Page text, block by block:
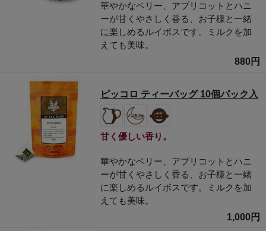
華やかなベリー、アプリコットとハニ
ーが甘くやさしく香る、お子様と一緒
に楽しめるルイボスです。ミルクを加
えても美味。
880円
ピッコロ ティーバッグ 10個パック入
甘く優しい香り。
華やかなベリー、アプリコットとハニ
ーが甘くやさしく香る、お子様と一緒
に楽しめるルイボスです。ミルクを加
えても美味。
1,000円